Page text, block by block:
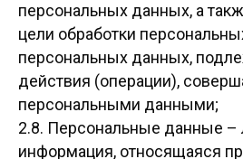
персональных данных, а
цели обработки
персональных данных,
действия (операции),
персональными данными;
2.8. Персональные данные –
информация, относящаяся